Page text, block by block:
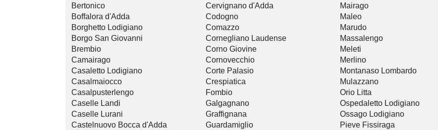
Bertonico
Boffalora d'Adda
Borghetto Lodigiano
Borgo San Giovanni
Brembio
Camairago
Casaletto Lodigiano
Casalmaiocco
Casalpusterlengo
Caselle Landi
Caselle Lurani
Castelnuovo Bocca d'Adda
Cervignano d'Adda
Codogno
Comazzo
Cornegliano Laudense
Corno Giovine
Cornovecchio
Corte Palasio
Crespiatica
Fombio
Galgagnano
Graffignana
Guardamiglio
Mairago
Maleo
Marudo
Massalengo
Meleti
Merlino
Montanaso Lombardo
Mulazzano
Orio Litta
Ospedaletto Lodigiano
Ossago Lodigiano
Pieve Fissiraga